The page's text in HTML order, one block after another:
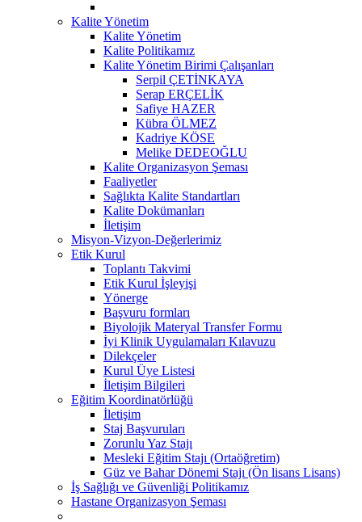
Kalite Yönetim
Kalite Yönetim
Kalite Politikamız
Kalite Yönetim Birimi Çalışanları
Serpil ÇETİNKAYA
Serap ERÇELİK
Safiye HAZER
Kübra ÖLMEZ
Kadriye KÖSE
Melike DEDEOĞLU
Kalite Organizasyon Şeması
Faaliyetler
Sağlıkta Kalite Standartları
Kalite Dokümanları
İletişim
Misyon-Vizyon-Değerlerimiz
Etik Kurul
Toplantı Takvimi
Etik Kurul İşleyişi
Yönerge
Başvuru formları
Biyolojik Materyal Transfer Formu
İyi Klinik Uygulamaları Kılavuzu
Dilekçeler
Kurul Üye Listesi
İletişim Bilgileri
Eğitim Koordinatörlüğü
İletişim
Staj Başvuruları
Zorunlu Yaz Stajı
Mesleki Eğitim Stajı (Ortaöğretim)
Güz ve Bahar Dönemi Stajı (Ön lisans Lisans)
İş Sağlığı ve Güvenliği Politikamız
Hastane Organizasyon Şeması